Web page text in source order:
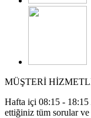
MÜŞTERİ
Hafta içi 08:15 - 18:15
ettiğiniz tüm sorular